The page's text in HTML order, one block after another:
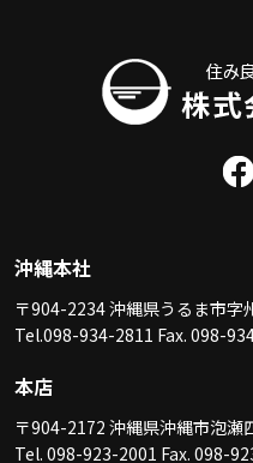
沖縄本社
〒904-2234 沖縄県うるま市字
Tel.098-934-2811 Fax. 098-
本店
〒904-2172 沖縄県沖縄市泡瀬
Tel. 098-923-2001 Fax. 098-